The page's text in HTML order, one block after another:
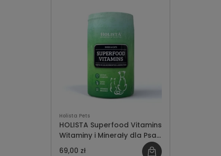
Holista Pets
HOLISTA Superfood Vitamins
Witaminy i Minerały dla Psa i
Kota 200g
69,00 zł